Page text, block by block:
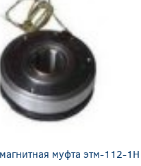
муфта этм-112-1Н